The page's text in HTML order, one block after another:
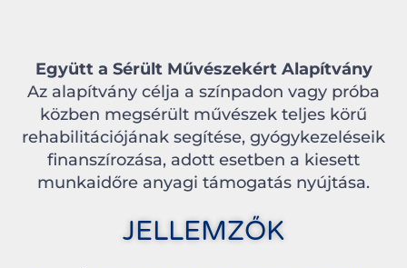
Együtt a Sérült Művészekért Alapítvány
Az alapítvány célja a színpadon vagy próba
közben megsérült művészek teljes körű
rehabilitációjának segítése, gyógykezeléseik
finanszírozása, adott esetben a kiesett
munkaidőre anyagi támogatás nyújtása.
JELLEMZŐK